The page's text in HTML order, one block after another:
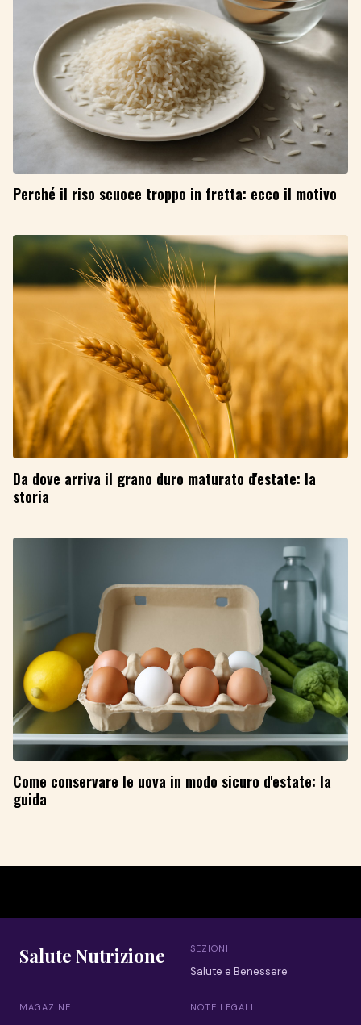
Perché il riso scuoce troppo in fretta: ecco il motivo
Da dove arriva il grano duro maturato d'estate: la
storia
Come conservare le uova in modo sicuro d'estate: la
guida
Salute Nutrizione SEZIONI
Salute e Benessere
MAGAZINE NOTE LEGALI